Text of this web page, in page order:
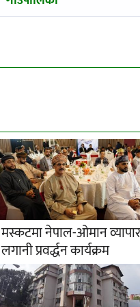
मस्कटमा नेपाल-ओमान
लगानी प्रवर्द्धन कार्यक्रम